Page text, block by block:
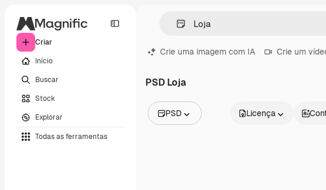
Criar
Início
Buscar
Stock
Explorar
Todas as ferramentas
Crie uma imagem com IA Crie um
PSD Loja
PSD Licença